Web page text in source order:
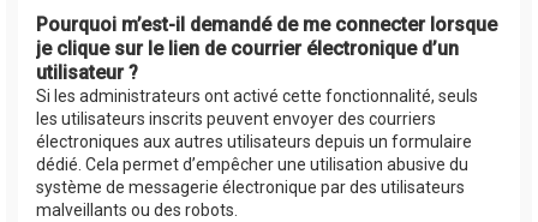
Pourquoi m’est-il demandé de me connecter lorsque
je clique sur le lien de courrier électronique d’un
utilisateur ?
Si les administrateurs ont activé cette fonctionnalité, seuls
les utilisateurs inscrits peuvent envoyer des courriers
électroniques aux autres utilisateurs depuis un formulaire
dédié. Cela permet d’empêcher une utilisation abusive du
système de messagerie électronique par des utilisateurs
malveillants ou des robots.